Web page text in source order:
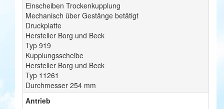
Einscheiben Trockenkupplung
Mechanisch über Gestänge betätigt
Druckplatte
Hersteller Borg und Beck
Typ 919
Kupplungsscheibe
Hersteller Borg und Beck
Typ 11261
Durchmesser 254 mm
Antrieb